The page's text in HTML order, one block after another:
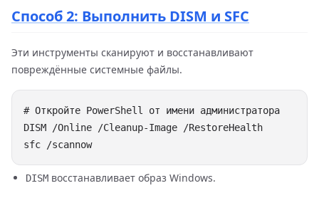
Способ 2: Выполнить DISM и SFC
Эти инструменты сканируют и восстанавливают
повреждённые системные файлы.
DISM восстанавливает образ Windows.